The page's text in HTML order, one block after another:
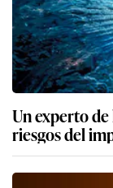
Un experto
riesgos del